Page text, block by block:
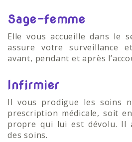
Sage-femme
Elle vous accueille dans le
assure votre surveillance
avant, pendant et après
Infirmier
Il vous prodigue les soins
prescription médicale, soit
propre qui lui est dévolu. Il
des soins.